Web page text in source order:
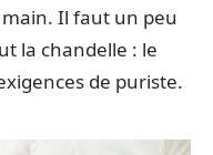
Il faut un peu
la chandelle : le
de puriste.